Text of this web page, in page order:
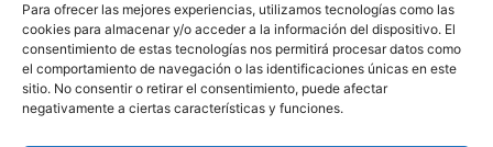
Para ofrecer las mejores experiencias, utilizamos tecnologías como las
cookies para almacenar y/o acceder a la información del dispositivo. El
consentimiento de estas tecnologías nos permitirá procesar datos como
el comportamiento de navegación o las identificaciones únicas en este
sitio. No consentir o retirar el consentimiento, puede afectar
negativamente a ciertas características y funciones.
Política de Cookies
Aviso Legal